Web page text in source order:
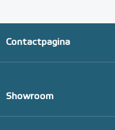
Contactpagina
Showroom